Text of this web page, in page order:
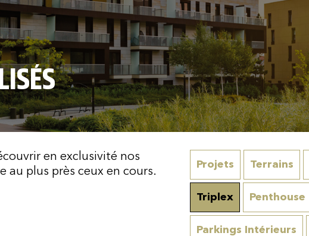
en exclusivité nos
au plus près ceux en cours.
Projets Terrains
Triplex Penthouse
Parkings Intérieurs